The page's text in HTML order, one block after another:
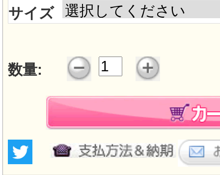
サイズ
数量: